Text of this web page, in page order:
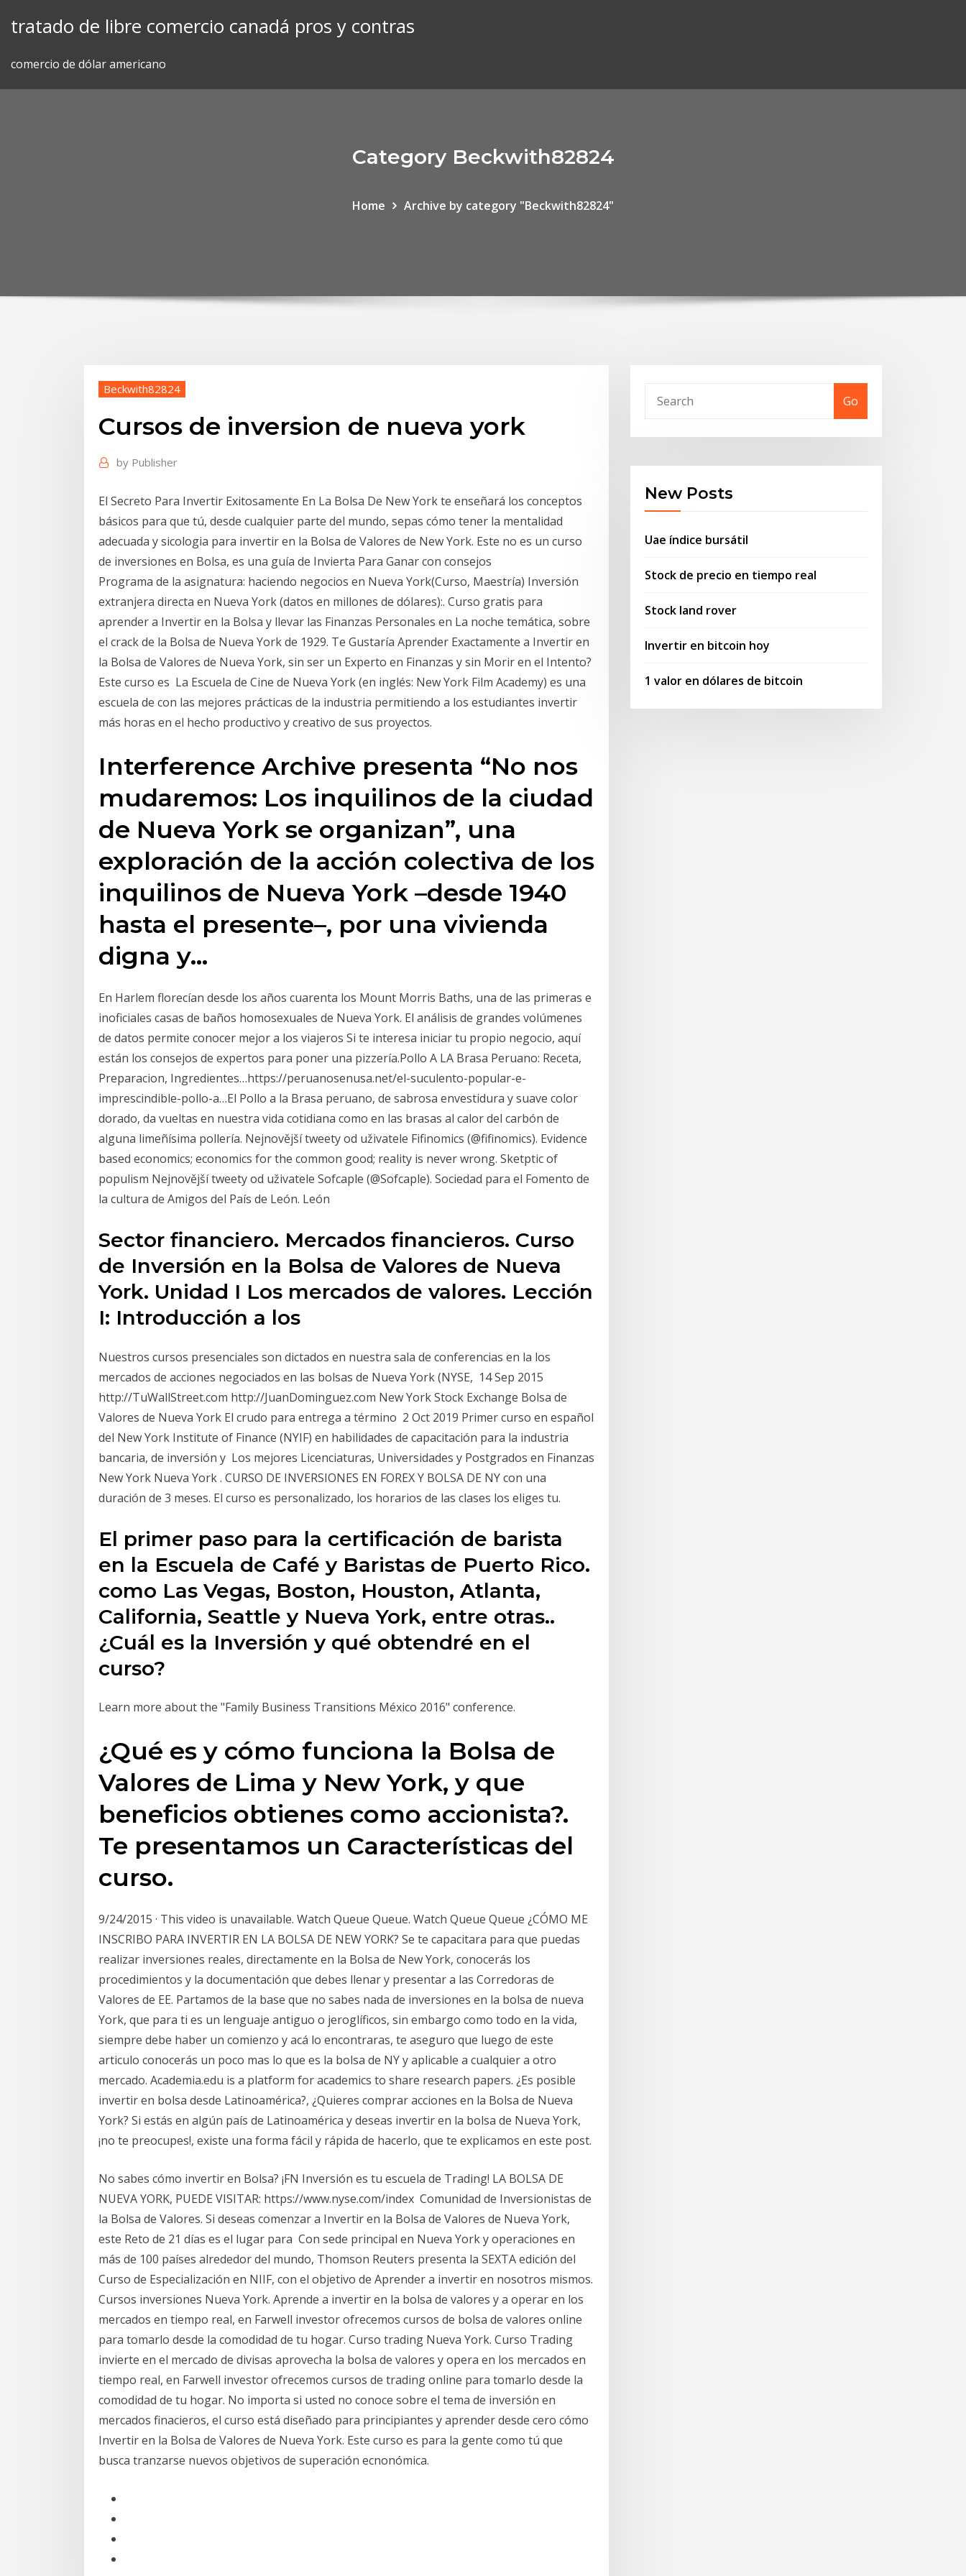
tratado de libre comercio canadá pros y contras
comercio de dólar americano
Category Beckwith82824
Home Archive by category "Beckwith82824"
Beckwith82824
Cursos de inversion de nueva york
by Publisher
El Secreto Para Invertir Exitosamente En La Bolsa De New York te enseñará los conceptos
básicos para que tú, desde cualquier parte del mundo, sepas cómo tener la mentalidad
adecuada y sicologia para invertir en la Bolsa de Valores de New York. Este no es un curso
de inversiones en Bolsa, es una guía de Invierta Para Ganar con consejos
Programa de la asignatura: haciendo negocios en Nueva York(Curso, Maestría) Inversión
extranjera directa en Nueva York (datos en millones de dólares):. Curso gratis para
aprender a Invertir en la Bolsa y llevar las Finanzas Personales en La noche temática, sobre
el crack de la Bolsa de Nueva York de 1929. Te Gustaría Aprender Exactamente a Invertir en
la Bolsa de Valores de Nueva York, sin ser un Experto en Finanzas y sin Morir en el Intento?
Este curso es La Escuela de Cine de Nueva York (en inglés: New York Film Academy) es una
escuela de con las mejores prácticas de la industria permitiendo a los estudiantes invertir
más horas en el hecho productivo y creativo de sus proyectos.
Interference Archive presenta “No nos
mudaremos: Los inquilinos de la ciudad
de Nueva York se organizan”, una
exploración de la acción colectiva de los
inquilinos de Nueva York –desde 1940
hasta el presente–, por una vivienda
digna y…
En Harlem florecían desde los años cuarenta los Mount Morris Baths, una de las primeras e
inoficiales casas de baños homosexuales de Nueva York. El análisis de grandes volúmenes
de datos permite conocer mejor a los viajeros Si te interesa iniciar tu propio negocio, aquí
están los consejos de expertos para poner una pizzería.Pollo A LA Brasa Peruano: Receta,
Preparacion, Ingredientes…https://peruanosenusa.net/el-suculento-popular-e-
imprescindible-pollo-a…El Pollo a la Brasa peruano, de sabrosa envestidura y suave color
dorado, da vueltas en nuestra vida cotidiana como en las brasas al calor del carbón de
alguna limeñísima pollería. Nejnovější tweety od uživatele Fifinomics (@fifinomics). Evidence
based economics; economics for the common good; reality is never wrong. Sketptic of
populism Nejnovější tweety od uživatele Sofcaple (@Sofcaple). Sociedad para el Fomento de
la cultura de Amigos del País de León. León
Sector financiero. Mercados financieros. Curso
de Inversión en la Bolsa de Valores de Nueva
York. Unidad I Los mercados de valores. Lección
I: Introducción a los
Nuestros cursos presenciales son dictados en nuestra sala de conferencias en la los
mercados de acciones negociados en las bolsas de Nueva York (NYSE, 14 Sep 2015
http://TuWallStreet.com http://JuanDominguez.com New York Stock Exchange Bolsa de
Valores de Nueva York El crudo para entrega a término 2 Oct 2019 Primer curso en español
del New York Institute of Finance (NYIF) en habilidades de capacitación para la industria
bancaria, de inversión y Los mejores Licenciaturas, Universidades y Postgrados en Finanzas
New York Nueva York . CURSO DE INVERSIONES EN FOREX Y BOLSA DE NY con una
duración de 3 meses. El curso es personalizado, los horarios de las clases los eliges tu.
El primer paso para la certificación de barista
en la Escuela de Café y Baristas de Puerto Rico.
como Las Vegas, Boston, Houston, Atlanta,
California, Seattle y Nueva York, entre otras..
¿Cuál es la Inversión y qué obtendré en el
curso?
Learn more about the "Family Business Transitions México 2016" conference.
¿Qué es y cómo funciona la Bolsa de
Valores de Lima y New York, y que
beneficios obtienes como accionista?.
Te presentamos un Características del
curso.
9/24/2015 · This video is unavailable. Watch Queue Queue. Watch Queue Queue ¿CÓMO ME
INSCRIBO PARA INVERTIR EN LA BOLSA DE NEW YORK? Se te capacitara para que puedas
realizar inversiones reales, directamente en la Bolsa de New York, conocerás los
procedimientos y la documentación que debes llenar y presentar a las Corredoras de
Valores de EE. Partamos de la base que no sabes nada de inversiones en la bolsa de nueva
York, que para ti es un lenguaje antiguo o jeroglíficos, sin embargo como todo en la vida,
siempre debe haber un comienzo y acá lo encontraras, te aseguro que luego de este
articulo conocerás un poco mas lo que es la bolsa de NY y aplicable a cualquier a otro
mercado. Academia.edu is a platform for academics to share research papers. ¿Es posible
invertir en bolsa desde Latinoamérica?, ¿Quieres comprar acciones en la Bolsa de Nueva
York? Si estás en algún país de Latinoamérica y deseas invertir en la bolsa de Nueva York,
¡no te preocupes!, existe una forma fácil y rápida de hacerlo, que te explicamos en este post.
No sabes cómo invertir en Bolsa? ¡FN Inversión es tu escuela de Trading! LA BOLSA DE
NUEVA YORK, PUEDE VISITAR: https://www.nyse.com/index Comunidad de Inversionistas de
la Bolsa de Valores. Si deseas comenzar a Invertir en la Bolsa de Valores de Nueva York,
este Reto de 21 días es el lugar para Con sede principal en Nueva York y operaciones en
más de 100 países alrededor del mundo, Thomson Reuters presenta la SEXTA edición del
Curso de Especialización en NIIF, con el objetivo de Aprender a invertir en nosotros mismos.
Cursos inversiones Nueva York. Aprende a invertir en la bolsa de valores y a operar en los
mercados en tiempo real, en Farwell investor ofrecemos cursos de bolsa de valores online
para tomarlo desde la comodidad de tu hogar. Curso trading Nueva York. Curso Trading
invierte en el mercado de divisas aprovecha la bolsa de valores y opera en los mercados en
tiempo real, en Farwell investor ofrecemos cursos de trading online para tomarlo desde la
comodidad de tu hogar. No importa si usted no conoce sobre el tema de inversión en
mercados finacieros, el curso está diseñado para principiantes y aprender desde cero cómo
Invertir en la Bolsa de Valores de Nueva York. Este curso es para la gente como tú que
busca tranzarse nuevos objetivos de superación ecnonómica.
Go
New Posts
Uae índice bursátil
Stock de precio en tiempo real
Stock land rover
Invertir en bitcoin hoy
1 valor en dólares de bitcoin